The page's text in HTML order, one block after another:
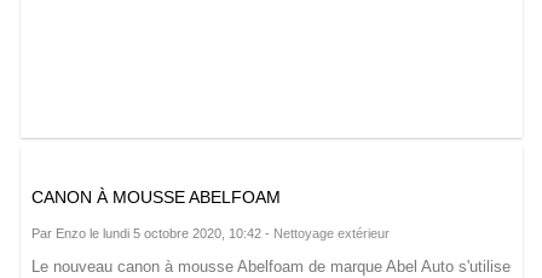
CANON À MOUSSE ABELFOAM
Par Enzo le lundi 5 octobre 2020, 10:42 - Nettoyage extérieur
Le nouveau canon à mousse Abelfoam de marque Abel Auto s'utilise